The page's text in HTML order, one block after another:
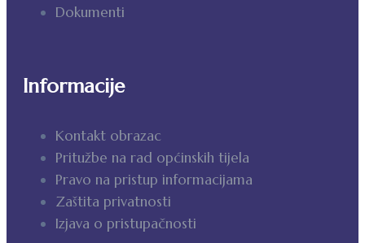
Dokumenti
Informacije
Kontakt obrazac
Pritužbe na rad općinskih tijela
Pravo na pristup informacijama
Zaštita privatnosti
Izjava o pristupačnosti